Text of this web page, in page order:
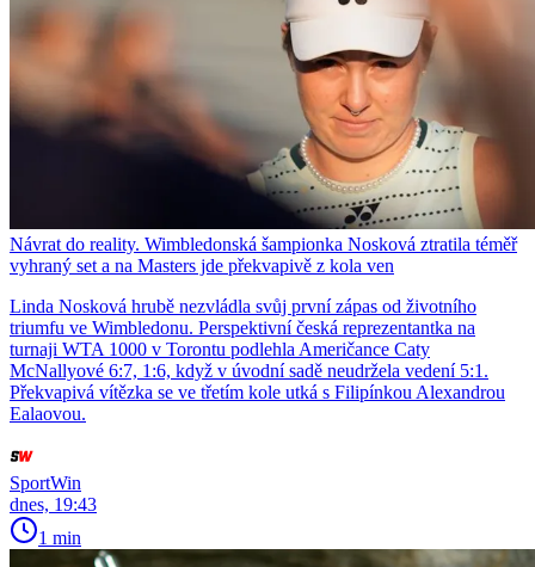
Návrat do reality. Wimbledonská šampionka Nosková ztratila téměř
vyhraný set a na Masters jde překvapivě z kola ven
Linda Nosková hrubě nezvládla svůj první zápas od životního
triumfu ve Wimbledonu. Perspektivní česká reprezentantka na
turnaji WTA 1000 v Torontu podlehla Američance Caty
McNallyové 6:7, 1:6, když v úvodní sadě neudržela vedení 5:1.
Překvapivá vítězka se ve třetím kole utká s Filipínkou Alexandrou
Ealaovou.
SportWin
dnes, 19:43
1 min